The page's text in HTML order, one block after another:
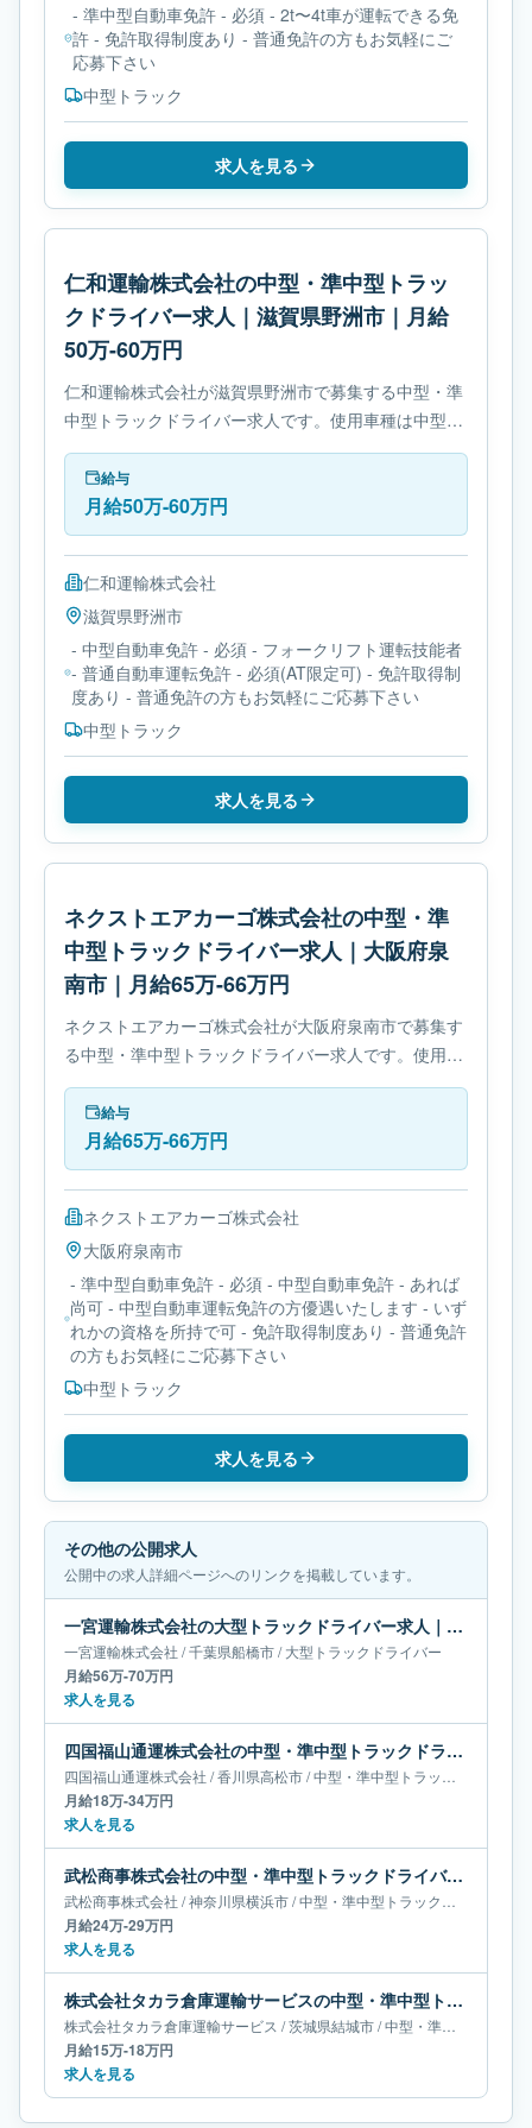
- 準中型自動車免許 - 必須 - 2t〜4t車が運転できる免
許 - 免許取得制度あり - 普通免許の方もお気軽にご
応募下さい
中型トラック
求人を見る
仁和運輸株式会社の中型・準中型トラッ
クドライバー求人｜滋賀県野洲市｜月給
50万-60万円
仁和運輸株式会社が滋賀県野洲市で募集する中型・準
中型トラックドライバー求人です。使用車種は中型ト
ラックです。必要免許は- 中型自動車免許です。
給与
月給50万-60万円
仁和運輸株式会社
滋賀県野洲市
- 中型自動車免許 - 必須 - フォークリフト運転技能者
- 普通自動車運転免許 - 必須(AT限定可) - 免許取得制
度あり - 普通免許の方もお気軽にご応募下さい
中型トラック
求人を見る
ネクストエアカーゴ株式会社の中型・準
中型トラックドライバー求人｜大阪府泉
南市｜月給65万-66万円
ネクストエアカーゴ株式会社が大阪府泉南市で募集す
る中型・準中型トラックドライバー求人です。使用車
種は中型トラックです。勤務時間は- 変形労働時間制
です。必要免許は- 準中型自動車免許です。
給与
月給65万-66万円
ネクストエアカーゴ株式会社
大阪府泉南市
- 準中型自動車免許 - 必須 - 中型自動車免許 - あれば
尚可 - 中型自動車運転免許の方優遇いたします - いず
れかの資格を所持で可 - 免許取得制度あり - 普通免許
の方もお気軽にご応募下さい
中型トラック
求人を見る
その他の公開求人
公開中の求人詳細ページへのリンクを掲載しています。
一宮運輸株式会社の大型トラックドライバー求人｜千葉県船橋市｜月給56万-70万円
一宮運輸株式会社 /千葉県船橋市/大型トラックドライバー
月給56万-70万円
求人を見る
四国福山通運株式会社の中型・準中型トラックドライバー求人｜香川県高松市｜月給18万-34万円
四国福山通運株式会社 /香川県高松市/中型・準中型トラックドライバー
月給18万-34万円
求人を見る
武松商事株式会社の中型・準中型トラックドライバー求人｜神奈川県横浜市｜月給24万-29万円
武松商事株式会社 /神奈川県横浜市/中型・準中型トラックドライバー
月給24万-29万円
求人を見る
株式会社タカラ倉庫運輸サービスの中型・準中型トラックドライバー求人｜茨城県結城市｜月給15万-18万円
株式会社タカラ倉庫運輸サービス /茨城県結城市/中型・準中型トラックドライバー
月給15万-18万円
求人を見る